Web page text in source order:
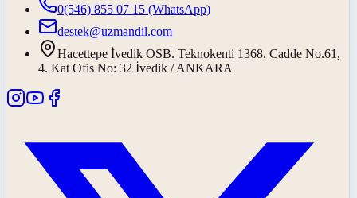
0(546) 855 07 15 (WhatsApp)
destek@uzmandil.com
Hacettepe İvedik OSB. Teknokenti 1368. Cadde No.61,
4. Kat Ofis No: 32 İvedik / ANKARA